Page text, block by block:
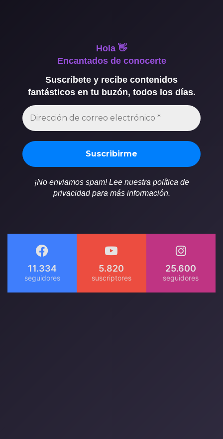
Hola 👋
Encantados de conocerte
Suscríbete y recibe contenidos
fantásticos en tu buzón, todos los días.
¡No enviamos spam! Lee nuestra política de
privacidad para más información.
11.334 5.820 25.600